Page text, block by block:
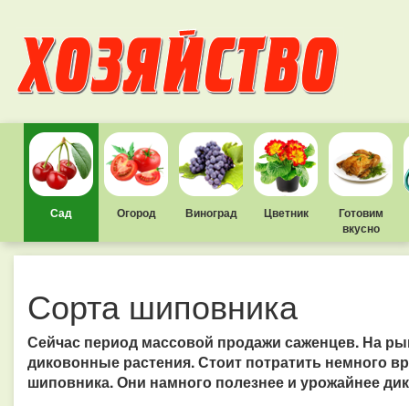
Сад Огород Виноград Цветник
Готовим
вкусно
Сорта шиповника
Сейчас период массовой продажи саженцев. На
диковонные растения. Стоит потратить немного
шиповника.Они намного полезнее и урожайнее